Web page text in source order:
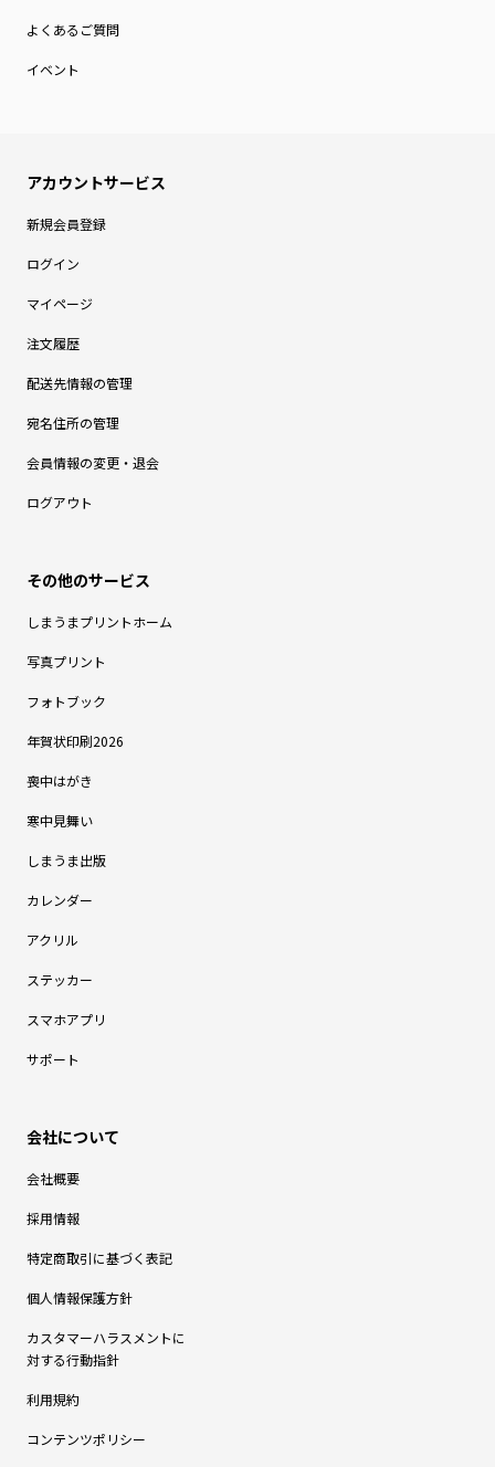
よくあるご質問
イベント
新規会員登録
ログイン
マイページ
注文履歴
配送先情報の管理
宛名住所の管理
会員情報の変更・退会
ログアウト
しまうまプリントホーム
写真プリント
フォトブック
年賀状印刷2026
喪中はがき
寒中見舞い
しまうま出版
カレンダー
アクリル
ステッカー
スマホアプリ
サポート
会社概要
採用情報
特定商取引に基づく表記
個人情報保護方針
カスタマーハラスメントに
対する行動指針
利用規約
コンテンツポリシー